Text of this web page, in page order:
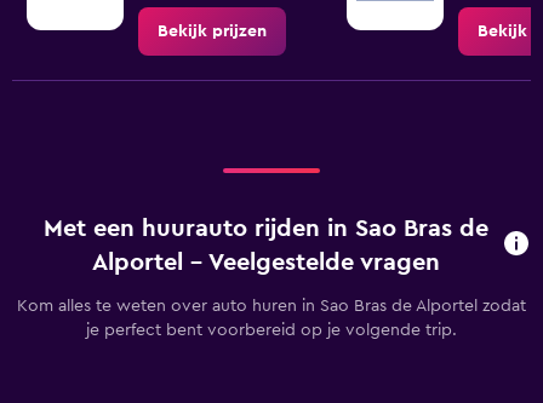
Bekijk prijzen Bekijk
Met een huurauto rijden in Sao Bras de
Alportel - Veelgestelde vragen
Kom alles te weten over auto huren in Sao Bras de Alportel zodat
je perfect bent voorbereid op je volgende trip.